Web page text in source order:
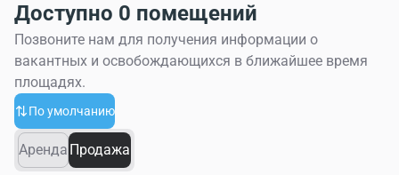
Доступно 0 помещений
Позвоните нам для получения информации о
вакантных и освобождающихся в ближайшее время
площадях.
По умолчанию
Аренда Продажа